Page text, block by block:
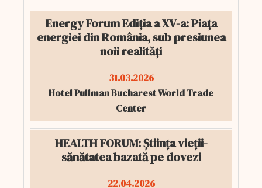
Energy Forum Ediția a XV-a: Piața
energiei din România, sub presiunea
noii realități
31.03.2026
Hotel Pullman Bucharest World Trade
Center
HEALTH FORUM: Știința vieții-
sănătatea bazată pe dovezi
22.04.2026